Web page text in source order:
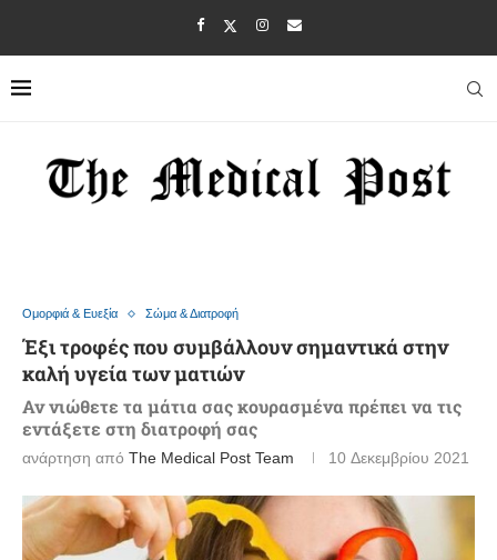
Ομορφιά & Ευεξία Σώμα & Διατροφή
Έξι τροφές που συμβάλλουν σημαντικά στην
καλή υγεία των ματιών
Αν νιώθετε τα μάτια σας κουρασμένα πρέπει να τις
εντάξετε στη διατροφή σας
ανάρτηση από The Medical Post Team 10 Δεκεμβρίου 2021